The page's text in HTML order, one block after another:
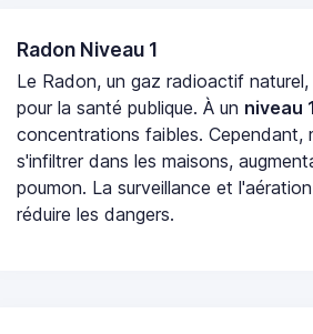
Radon Niveau 1
Le Radon, un gaz radioactif
pour la santé publique. À un niveau 1
concentrations faibles. Cependant,
s'infiltrer dans les maisons,
poumon. La surveillance et
réduire les dangers.